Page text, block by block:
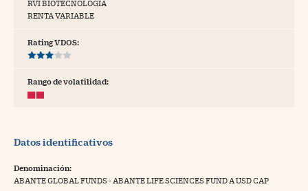
RVI BIOTECNOLOGÍA
RENTA VARIABLE
Rating VDOS:
Rango de volatilidad:
Datos identificativos
Denominación:
ABANTE GLOBAL FUNDS - ABANTE LIFE SCIENCES FUND A USD CAP